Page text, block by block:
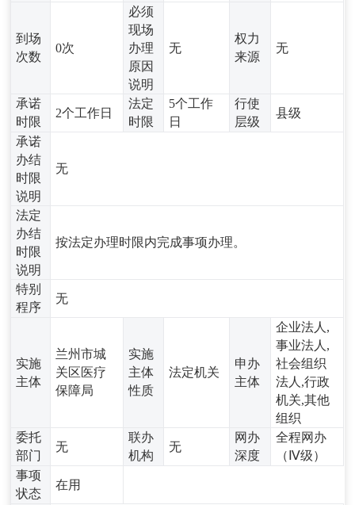
到场
次数
0次
必须
现场
办理
原因
说明
无
权力
来源
无
承诺
时限
2个工作日
法定
时限
5个工作
日
行使
层级
县级
承诺
办结
时限
说明
无
法定
办结
时限
说明
按法定办理时限内完成事项办理。
特别
程序
无
实施
主体
兰州市城
关区医疗
保障局
实施
主体
性质
法定机关
申办
主体
企业法人,
事业法人,
社会组织
法人,行政
机关,其他
组织
委托
部门
无
联办
机构
无
网办
深度
全程网办
（Ⅳ级）
事项
状态
在用